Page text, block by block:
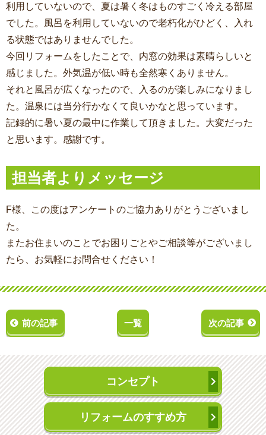
利用していないので、夏は暑く冬はものすごく冷える部屋
でした。風呂を利用していないので老朽化がひどく、入れ
る状態ではありませんでした。
今回リフォームをしたことで、内窓の効果は素晴らしいと
感じました。外気温が低い時も全然寒くありません。
それと風呂が広くなったので、入るのが楽しみになりまし
た。温泉には当分行かなくて良いかなと思っています。
記録的に暑い夏の最中に作業して頂きました。大変だった
と思います。感謝です。
担当者よりメッセージ
F様、この度はアンケートのご協力ありがとうございまし
た。
またお住まいのことでお困りごとやご相談等がございまし
たら、お気軽にお問合せください！
前の記事 一覧 次の記事
コンセプト
リフォームのすすめ方